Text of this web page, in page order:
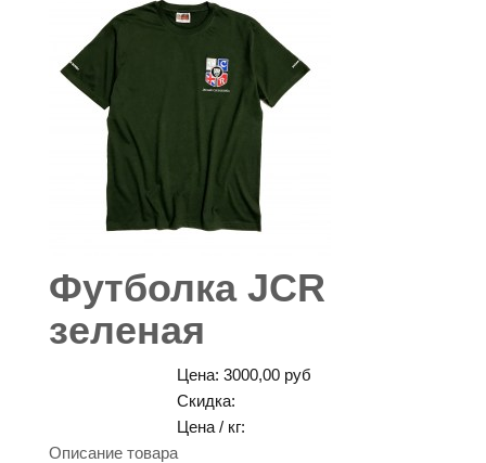
Футболка JCR
зеленая
Цена:3000,00 руб
Скидка:
Цена / кг:
Описание товара